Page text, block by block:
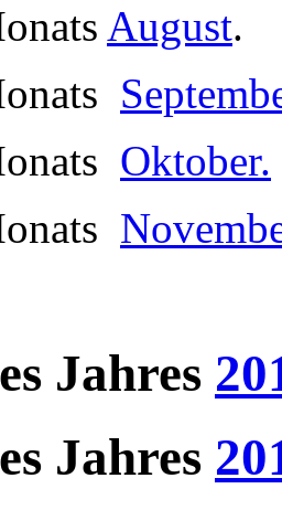
August.
Oktober.
Jahres
Jahres